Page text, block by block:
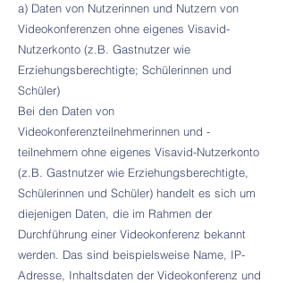
a) Daten von Nutzerinnen und Nutzern von
Videokonferenzen ohne eigenes Visavid-
Nutzerkonto (z.B. Gastnutzer wie
Erziehungsberechtigte; Schülerinnen und
Schüler)
Bei den Daten von
Videokonferenzteilnehmerinnen und -
teilnehmern ohne eigenes Visavid-Nutzerkonto
(z.B. Gastnutzer wie Erziehungsberechtigte,
Schülerinnen und Schüler) handelt es sich um
diejenigen Daten, die im Rahmen der
Durchführung einer Videokonferenz bekannt
werden. Das sind beispielsweise Name, IP-
Adresse, Inhaltsdaten der Videokonferenz und